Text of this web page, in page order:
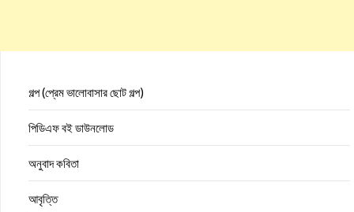
গল্প (প্রেম ভালোবাসার ছোট গল্প)
পিডিএফ বই ডাউনলোড
অনুবাদ কবিতা
আবৃত্তি